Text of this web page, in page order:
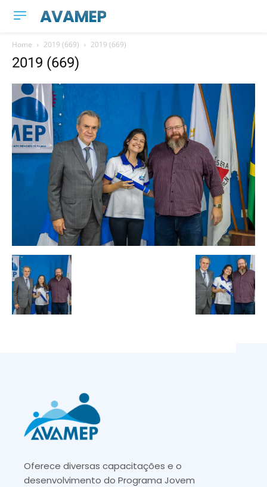
AVAMEP
Home 2019 (669) 2019 (669)
2019 (669)
Oferece diversas capacitações e o
desenvolvimento do Programa Jovem